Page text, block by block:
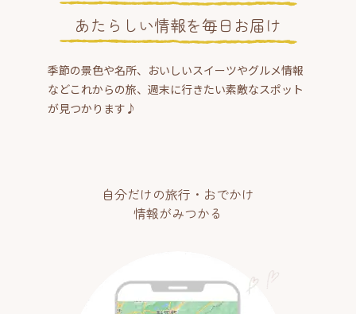
あたらしい情報を毎日お届け
季節の景色や名所、おいしいスイーツやグルメ情報
などこれからの旅、週末に行きたい素敵なスポット
が見つかります♪
自分だけの旅行・おでかけ
情報がみつかる